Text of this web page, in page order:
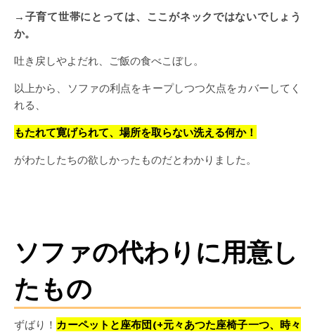
→子育て世帯にとっては、ここがネックではないでしょう
か。
吐き戻しやよだれ、ご飯の食べこぼし。
以上から、ソファの利点をキープしつつ欠点をカバーしてく
れる、
もたれて寛げられて、場所を取らない洗える何か！
がわたしたちの欲しかったものだとわかりました。
ソファの代わりに用意し
たもの
ずばり！ カーペットと座布団(+元々あつた座椅子一つ、時々